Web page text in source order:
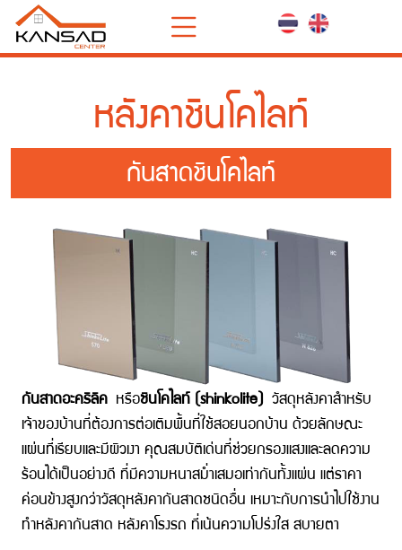
หลังคาชินโคไลท์
กันสาดชินโคไลท์
กันสาดอะคริลิค หรือชินโคไลท์ (shinkolite) วัสดุหลังคาสำหรับ
เจ้าของบ้านที่ต้องการต่อเติมพื้นที่ใช้สอยนอกบ้าน ด้วยลักษณะ
แผ่นที่เรียบและมีผิวเงา คุณสมบัติเด่นที่ช่วยกรองแสงและลดความ
ร้อนได้เป็นอย่างดี ที่มีความหนาสม่ำเสมอเท่ากันทั้งแผ่น แต่ราคา
ค่อนข้างสูงกว่าวัสดุหลังคากันสาดชนิดอื่น เหมาะกับการนำไปใช้งาน
ทำหลังคากันสาด หลังคาโรงรถ ที่เน้นความโปร่งใส สบายตา